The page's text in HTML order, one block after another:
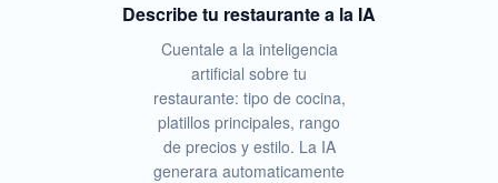
Describe tu restaurante a la IA
Cuentale a la inteligencia
artificial sobre tu
restaurante: tipo de cocina,
platillos principales, rango
de precios y estilo. La IA
generara automaticamente